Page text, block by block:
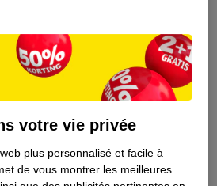
votre vie privée
plus personnalisé et facile à
de vous montrer les meilleures